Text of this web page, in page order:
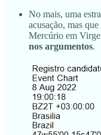
No mais, uma
acusação, mas
Mercúrio em
nos argumentos.